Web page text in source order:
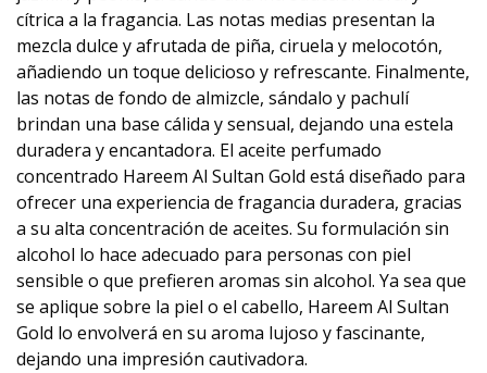
cítrica a la fragancia. Las notas medias presentan la
mezcla dulce y afrutada de piña, ciruela y melocotón,
añadiendo un toque delicioso y refrescante. Finalmente,
las notas de fondo de almizcle, sándalo y pachulí
brindan una base cálida y sensual, dejando una estela
duradera y encantadora. El aceite perfumado
concentrado Hareem Al Sultan Gold está diseñado para
ofrecer una experiencia de fragancia duradera, gracias
a su alta concentración de aceites. Su formulación sin
alcohol lo hace adecuado para personas con piel
sensible o que prefieren aromas sin alcohol. Ya sea que
se aplique sobre la piel o el cabello, Hareem Al Sultan
Gold lo envolverá en su aroma lujoso y fascinante,
dejando una impresión cautivadora.